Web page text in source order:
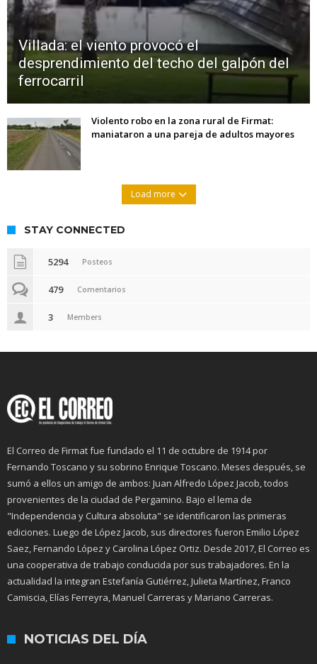
Villada: el viento provocó el
desprendimiento del techo del galpón del
ferrocarril
Violento robo en la zona rural de Firmat:
maniataron a una pareja de adultos mayores
Load more
STAY CONNECTED
5294 Posteos
479 Comentarios
3 Members
El Correo de Firmat fue fundado el 11 de octubre de 1914 por
Fernando Toscano y su sobrino Enrique Toscano. Meses después, se
sumó a ellos un amigo de ambos: Juan Alfredo López Jacob, todos
provenientes de la ciudad de Pergamino. Bajo el lema de
"Independencia y Cultura absoluta" se identificaron las primeras
ediciones. Luego de López Jacob, sus directores fueron Emilio López
Saez, Fernando López y Carolina López Ortiz. Desde 2017, El Correo es
una cooperativa de trabajo conducida por sus trabajadores. En la
actualidad la integran Estefanía Gutiérrez, Julieta Martínez, Franco
Camiscia, Elías Ferreyra, Manuel Carreras y Mariano Carreras.
NOTICIAS DEL DÍA